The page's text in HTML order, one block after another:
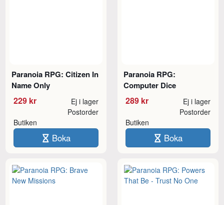
Paranoia RPG: Citizen In
Name Only
229 kr Ej i lager
Butiken
Postorder
Boka
Paranoia RPG:
Computer Dice
289 kr Ej i lager
Butiken
Postorder
Boka